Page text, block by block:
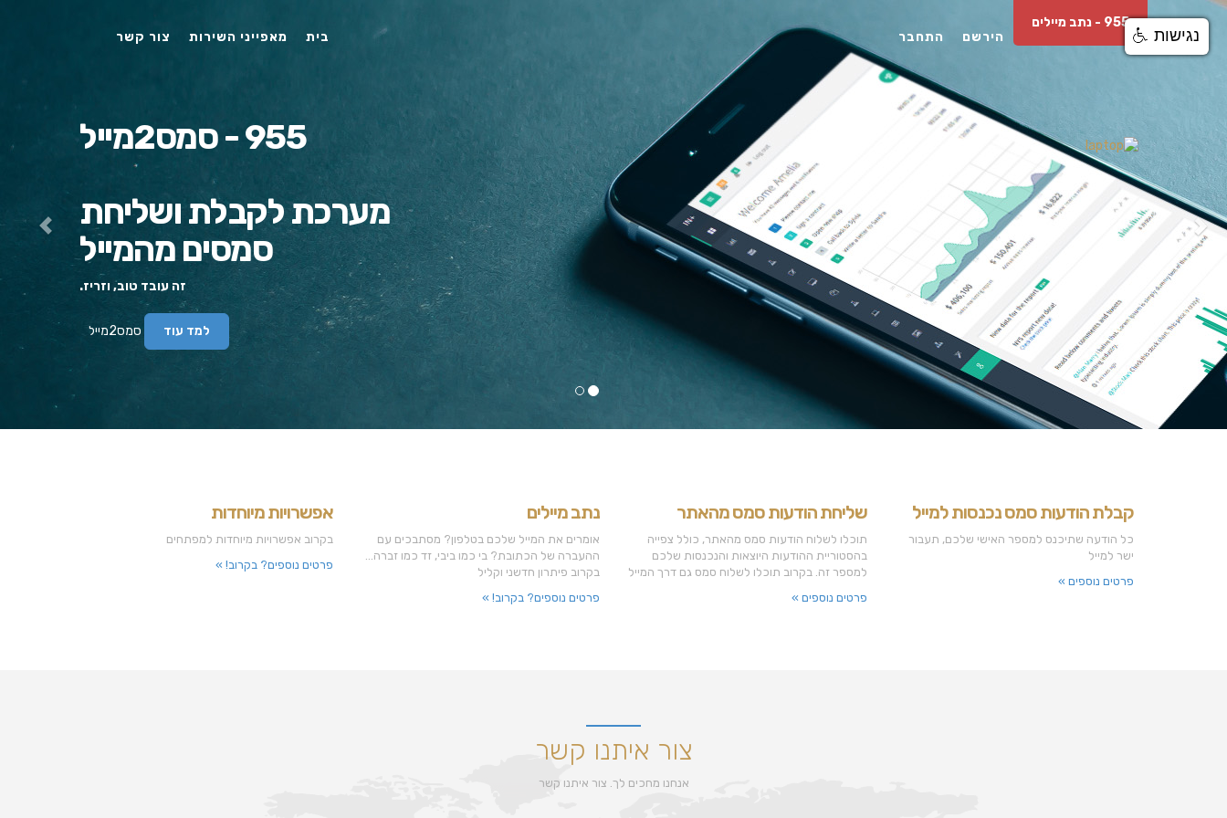
955 - נתב מיילים
בית
מאפייני השירות צור קשר הירשם התחבר
955 - סמס2מייל
מערכת לקבלת ושליחת
סמסים מהמייל
זה עובד טוב, וזריז.
למד עוד סמס2מייל
Next
קבלת הודעות סמס נכנסות למייל
כל הודעה שתיכנס למספר האישי שלכם, תעבור
ישר למייל
פרטים נוספים »
שליחת הודעות סמס מהאתר
תוכלו לשלוח הודעות סמס מהאתר, כולל צפייה
בהסטוריית ההודעות היוצאות והנכנסות שלכם
למספר זה. בקרוב תוכלו לשלוח סמס גם דרך המייל
פרטים נוספים »
נתב מיילים
אומרים את המייל שלכם בטלפון? מסתבכים עם
ההעברה של הכתובת? בי כמו ביבי, זד כמו זברה...
בקרוב פיתרון חדשני וקליל
פרטים נוספים? בקרוב! »
אפשרויות מיוחדות
בקרוב אפשרויות מיוחדות למפתחים
פרטים נוספים? בקרוב! »
צור איתנו קשר
אנחנו מחכים לך. צור איתנו קשר
נגישות